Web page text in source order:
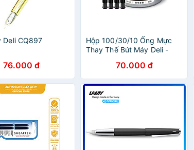
Deli CQ897
76.000 đ
Hộp 100/30/10 Ống Mực
Thay Thế Bút Máy Deli -
70.000 đ